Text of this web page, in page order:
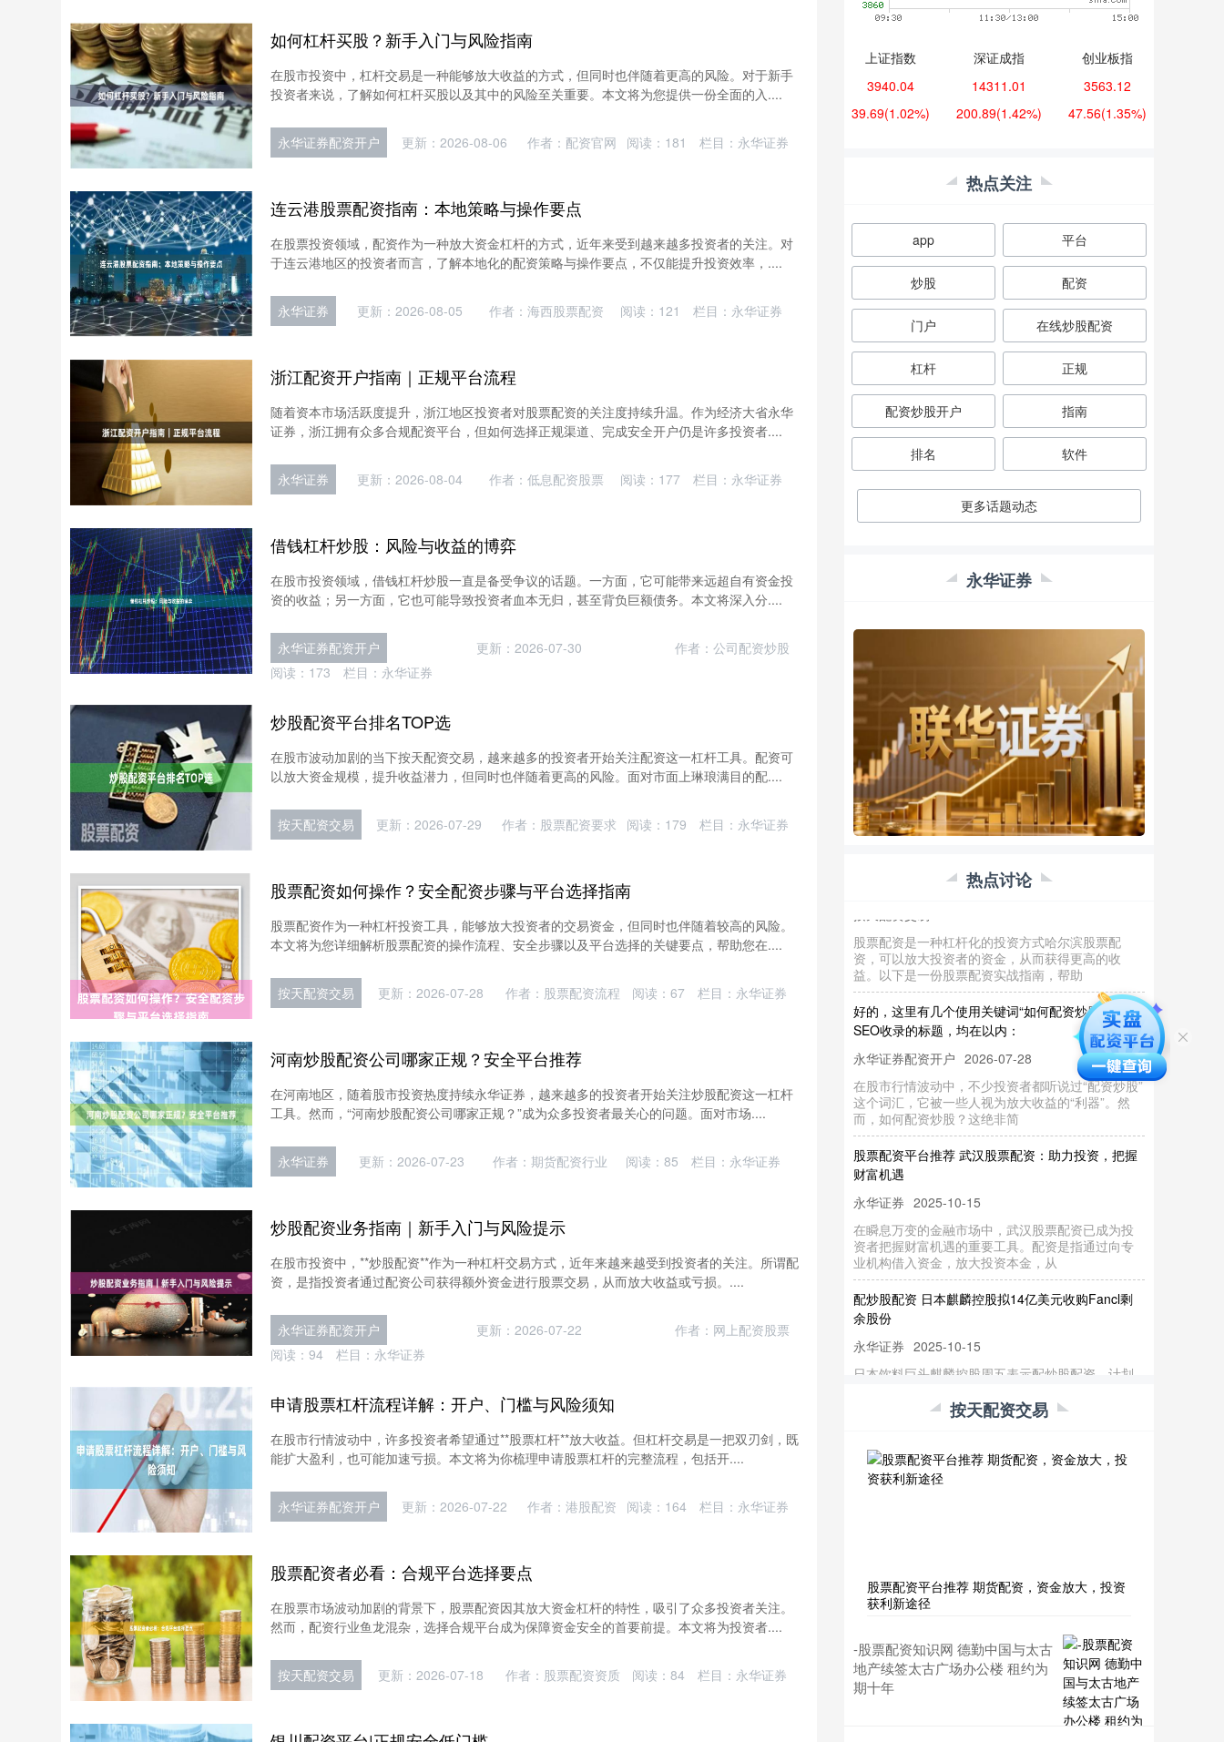
如何杠杆买股？新手入门与风险指南
在股市投资中，杠杆交易是一种能够放大收益的方式，但同时也伴随着更高的风险。对于新手
投资者来说，了解如何杠杆买股以及其中的风险至关重要。本文将为您提供一份全面的入....
永华证券配资开户 更新：2026-08-06 作者：配资官网 阅读： 181 栏目： 永华证券
连云港股票配资指南：本地策略与操作要点
在股票投资领域，配资作为一种放大资金杠杆的方式，近年来受到越来越多投资者的关注。对
于连云港地区的投资者而言，了解本地化的配资策略与操作要点，不仅能提升投资效率，....
永华证券 更新：2026-08-05 作者：海西股票配资 阅读： 121 栏目： 永华证券
浙江配资开户指南｜正规平台流程
随着资本市场活跃度提升，浙江地区投资者对股票配资的关注度持续升温。作为经济大省永华
证券，浙江拥有众多合规配资平台，但如何选择正规渠道、完成安全开户仍是许多投资者....
永华证券 更新：2026-08-04 作者：低息配资股票 阅读： 177 栏目： 永华证券
借钱杠杆炒股：风险与收益的博弈
在股市投资领域，借钱杠杆炒股一直是备受争议的话题。一方面，它可能带来远超自有资金投
资的收益；另一方面，它也可能导致投资者血本无归，甚至背负巨额债务。本文将深入分....
永华证券配资开户 更新：2026-07-30
作者：公司配资炒股
阅读： 173 栏目： 永华证券
炒股配资平台排名TOP选
在股市波动加剧的当下按天配资交易，越来越多的投资者开始关注配资这一杠杆工具。配资可
以放大资金规模，提升收益潜力，但同时也伴随着更高的风险。面对市面上琳琅满目的配....
按天配资交易 更新：2026-07-29 作者：股票配资要求 阅读： 179 栏目： 永华证券
股票配资如何操作？安全配资步骤与平台选择指南
股票配资作为一种杠杆投资工具，能够放大投资者的交易资金，但同时也伴随着较高的风险。
本文将为您详细解析股票配资的操作流程、安全步骤以及平台选择的关键要点，帮助您在....
按天配资交易 更新：2026-07-28 作者：股票配资流程 阅读： 67 栏目： 永华证券
河南炒股配资公司哪家正规？安全平台推荐
在河南地区，随着股市投资热度持续永华证券，越来越多的投资者开始关注炒股配资这一杠杆
工具。然而，“河南炒股配资公司哪家正规？”成为众多投资者最关心的问题。面对市场....
永华证券 更新：2026-07-23 作者：期货配资行业 阅读： 85 栏目： 永华证券
炒股配资业务指南｜新手入门与风险提示
在股市投资中，**炒股配资**作为一种杠杆交易方式，近年来越来越受到投资者的关注。所谓配
资，是指投资者通过配资公司获得额外资金进行股票交易，从而放大收益或亏损。....
永华证券配资开户 更新：2026-07-22
作者：网上配资股票
阅读： 94 栏目： 永华证券
申请股票杠杆流程详解：开户、门槛与风险须知
在股市行情波动中，许多投资者希望通过**股票杠杆**放大收益。但杠杆交易是一把双刃剑，既
能扩大盈利，也可能加速亏损。本文将为你梳理申请股票杠杆的完整流程，包括开....
永华证券配资开户 更新：2026-07-22 作者：港股配资 阅读： 164 栏目： 永华证券
股票配资者必看：合规平台选择要点
在股票市场波动加剧的背景下，股票配资因其放大资金杠杆的特性，吸引了众多投资者关注。
然而，配资行业鱼龙混杂，选择合规平台成为保障资金安全的首要前提。本文将为投资者....
按天配资交易 更新：2026-07-18 作者：股票配资资质 阅读： 84 栏目： 永华证券
上证指数
3940.04
39.69(1.02%)
深证成指
14311.01
200.89(1.42%)
创业板指
3563.12
47.56(1.35%)
热点关注
app 平台
炒股 配资
门户 在线炒股配资
杠杆 正规
配资炒股开户 指南
排名 软件
更多话题动态
永华证券
热点讨论
浙江配资公司正规平台推荐
按天配资交易 2026-08-04
随着金融市场的不断发展，股票配资作为一种杠杆
投资工具永华证券配资开户，受到越来越多投资者
的关注。在浙江这个经济活跃的省份
2026-03-03
股票配资是一种杠杆化的投资方式哈尔滨股票配
资，可以放大投资者的资金，从而获得更高的收
益。以下是一份股票配资实战指南，帮助
好的，这里有几个使用关键词“如何配资炒股”并适合
SEO收录的标题，均在以内：
永华证券配资开户
2026-07-28
在股市行情波动中，不少投资者都听说过“配资炒股”
这个词汇，它被一些人视为放大收益的“利器”。然
而，如何配资炒股？这绝非简
股票配资平台推荐 武汉股票配资：助力投资，把握
财富机遇
永华证券
在瞬息万变的金融市场中，武汉股票配资已成为投
资者把握财富机遇的重要工具。配资是指通过向专
业机构借入资金，放大投资本金，从
配炒股配资 日本麒麟控股拟14亿美元收购Fancl剩
余股份
永华证券
日本饮料巨头麒麟控股周五表示配炒股配资，计划
全面收购化妆品和膳食补充剂生产商Fancl
四川期货配资 呼伦贝尔股票配资：助力草原儿女财
永华证券配资开户 2025-12-05
机，实现财富增值
永华证券 2026-02-28
在当今瞬息万变的金融市场中，股票配资已成为一
种有效的投资工具，帮助投资者放大收益，把握投
资良机。常熟股票配资凭借其专业性
青岛期货配资 西安专业股票配资平台，助你投资无
按天配资交易
股票配资平台推荐 期货配资，资金放大，投资
获利新途径
-股票配资知识网 德勤中国与太古
地产续签太古广场办公楼 租约为
期十年